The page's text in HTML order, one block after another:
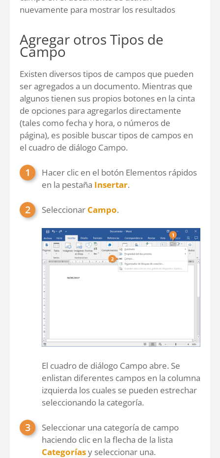
nuevamente para mostrar los resultados
Agregar otros Tipos de
Campo
Existen diversos tipos de campos que pueden
ser agregados a un documento. Mientras que
algunos tienen sus propios botones en la cinta
de opciones para agregarlos directamente
(tales como fecha y hora, o números de
página), es posible buscar tipos de campos en
el cuadro de diálogo Campo.
Hacer clic en el botón Elementos rápidos
en la pestaña Insertar.
Seleccionar Campo.
El cuadro de diálogo Campo abre. Se
enlistan diferentes campos en la columna
izquierda los cuales se pueden estrechar
seleccionando la categoría.
Seleccionar una categoría de campo
haciendo clic en la flecha de la lista
Categoríasy seleccionar una.